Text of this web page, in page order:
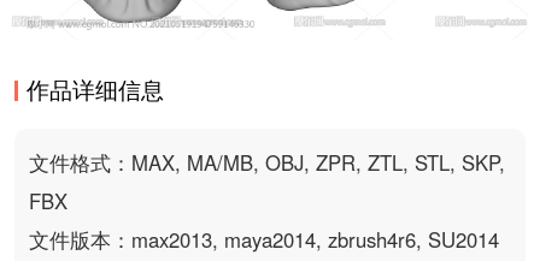
作品详细信息
文件格式：MAX, MA/MB, OBJ, ZPR, ZTL, STL, SKP,
FBX
文件版本：max2013, maya2014, zbrush4r6, SU2014